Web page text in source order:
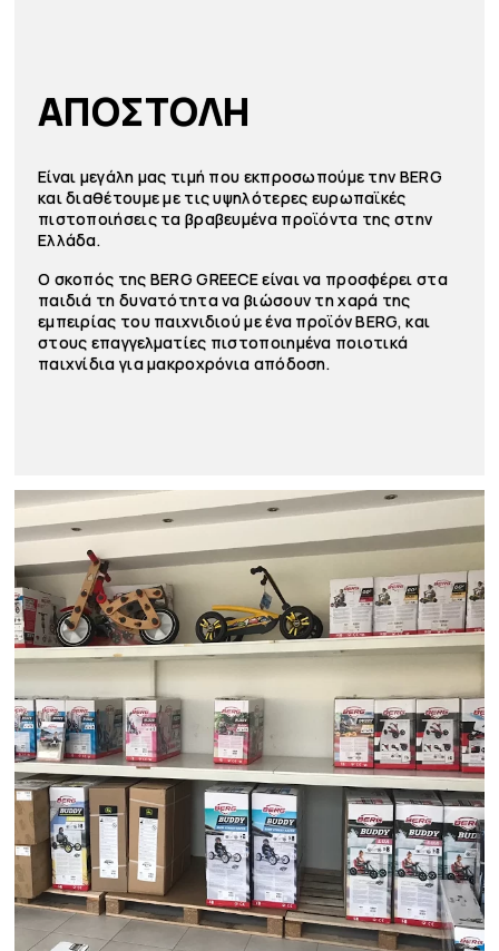
ΑΠΟΣΤΟΛΗ
Είναι μεγάλη μας τιμή που εκπροσωπούμε την BERG
και διαθέτουμε με τις υψηλότερες ευρωπαϊκές
πιστοποιήσεις τα βραβευμένα προϊόντα της στην
Ελλάδα.
Ο σκοπός της BERG GREECE είναι να προσφέρει στα
παιδιά τη δυνατότητα να βιώσουν τη χαρά της
εμπειρίας του παιχνιδιού με ένα προϊόν BERG, και
στους επαγγελματίες πιστοποιημένα ποιοτικά
παιχνίδια για μακροχρόνια απόδοση.